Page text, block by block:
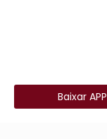
Baixar APP